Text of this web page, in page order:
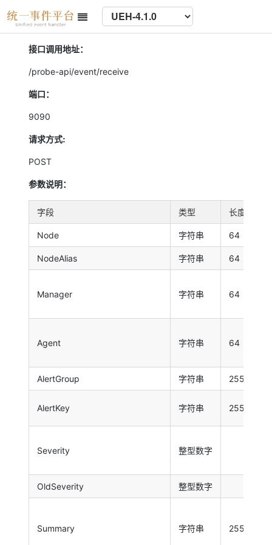
接口调用地址：
/probe-api/event/receive
端口：
9090
请求方式:
POST
参数说明：
字段 类型 长度
Node 字符串 64
NodeAlias 字符串 64
Manager 字符串 64
Agent 字符串 64
AlertGroup 字符串 255
AlertKey 字符串 255
Severity 整型数字
OldSeverity 整型数字
Summary 字符串 255